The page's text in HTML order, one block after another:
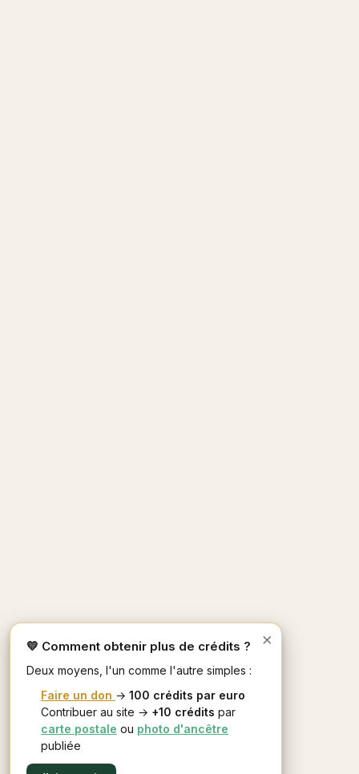
×
💛 Comment obtenir plus de crédits ?
Deux moyens, l'un comme l'autre simples :
Faire un don → 100 crédits par euro
Contribuer au site → +10 crédits par
carte postale ou photo d'ancêtre
publiée